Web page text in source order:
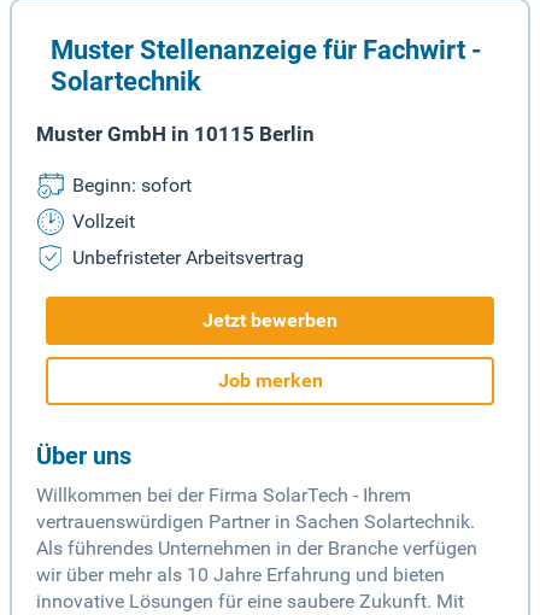
Muster Stellenanzeige für Fachwirt -
Solartechnik
Muster GmbH in 10115 Berlin
Beginn: sofort
Vollzeit
Unbefristeter Arbeitsvertrag
Jetzt bewerben
Job merken
Über uns
Willkommen bei der Firma SolarTech - Ihrem
vertrauenswürdigen Partner in Sachen Solartechnik.
Als führendes Unternehmen in der Branche verfügen
wir über mehr als 10 Jahre Erfahrung und bieten
innovative Lösungen für eine saubere Zukunft. Mit